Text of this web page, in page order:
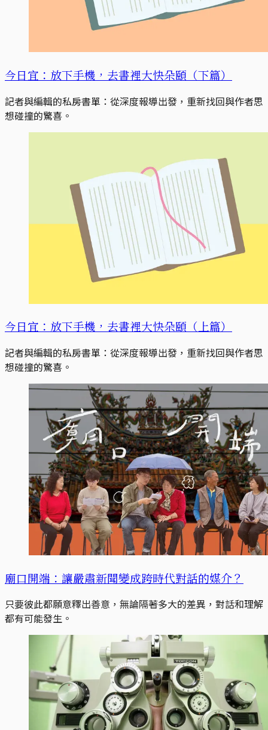
今日宜：放下手機，去書裡大快朵頤（下篇）
記者與編輯的私房書單：從深度報導出發，重新找回與作者思
想碰撞的驚喜。
今日宜：放下手機，去書裡大快朵頤（上篇）
記者與編輯的私房書單：從深度報導出發，重新找回與作者思
想碰撞的驚喜。
廟口開端：讓嚴肅新聞變成跨時代對話的媒介？
只要彼此都願意釋出善意，無論隔著多大的差異，對話和理解
都有可能發生。